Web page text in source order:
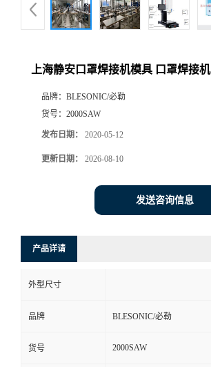
上海静安口罩焊接机模具 口罩焊接机
品牌： BLESONIC/必勒
货号： 2000SAW
发布日期： 2020-05-12
更新日期： 2026-08-10
发送咨询信息
产品详请
外型尺寸
品牌 BLESONIC/必勒
货号 2000SAW